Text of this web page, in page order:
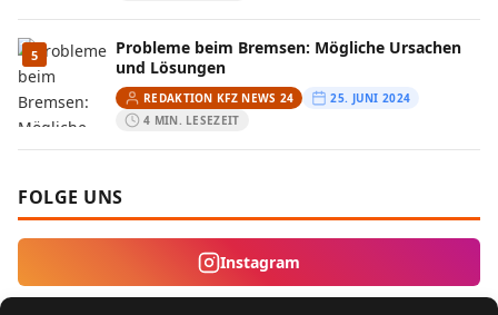
5
Probleme beim Bremsen: Mögliche Ursachen
und Lösungen
REDAKTION KFZ NEWS 24
25. JUNI 2024
4 MIN. LESEZEIT
FOLGE UNS
Instagram